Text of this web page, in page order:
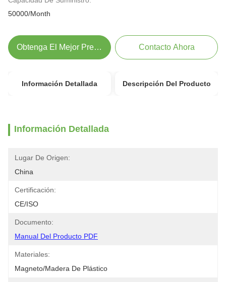
50000/Month
Obtenga El Mejor Precio Contacto Ahora
Información Detallada Descripción Del Producto
Información Detallada
Lugar De Origen:
China
Certificación:
CE/ISO
Documento:
Manual Del Producto PDF
Materiales:
Magneto/madera De Plástico